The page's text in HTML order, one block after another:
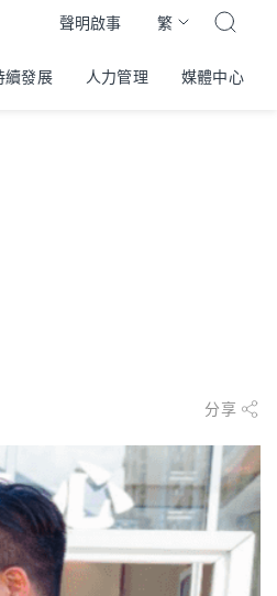
聲明啟事 繁
續發展 人力管理 媒體中心
分享